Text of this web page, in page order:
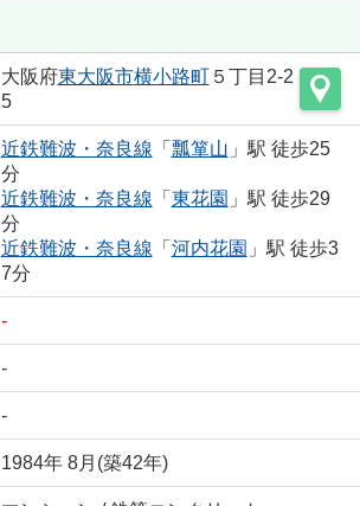
大阪府東大阪市横小路町５丁目2-2
5
近鉄難波・奈良線 「 瓢箪山 」駅 徒歩25
分
近鉄難波・奈良線 「 東花園 」駅 徒歩29
分
近鉄難波・奈良線 「 河内花園 」駅 徒歩3
7分
-
-
-
1984年 8月(築42年)